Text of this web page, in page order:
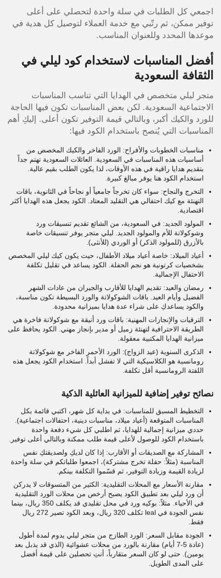
اجمعي كل الطلبات في سلة واحدة لتحصلي على أعلى
توفير ممكن، ثم رتّبي مع خدمة العملاء لتوصيل كل هدية في
موعدها المحدد وللعنوان المناسب.
أفضل المناسبات لاستخدام كود ليلي في
الثقافة السعودية
متجر ليلي متخصص في الهدايا التي تناسب المناسبات
الاجتماعية السعودية. لكن بعض المناسبات تكون فيها الحاجة
للورد والكيك أكبر، وبالتالي قيمة التوفير تكون أعلى. إليكِ أهم
المناسبات التي يُنصح باستخدام الكود فيها:
مناسبات الخطوبات والأفراح: الورد الفاخر والكيك المخصص من
أساسيات هذه المناسبات في السعودية. العائلات السعودية تهتم جداً
بتقديم هدايا راقية في هذه الأوقات، لذا يكون الطلب بقيم عالية.
استخدام الكود هنا يوفر مبالغ كبيرة.
التخرج والنجاح: سواء كان تخرجاً جامعياً أو نجاحاً في الثانوية، باقات
التهنئة مع كيك احتفالي هي التقليد المعتاد. الكود يجعل هذه الهدايا أكثر
اقتصادية.
المولود الجديد: في السعودية، من الشائع تقديم تنسيقات ورد
وشوكولاتة للأم والمولود الجديد. ليلي متجر يوفر تنسيقات خاصة
بالأزرق (للمولود الذكر) أو الوردي (للأنثى).
أعياد الميلاد: خاصة أعياد ميلاد الأطفال، حيث يكون كيك ليلي المخصص
بشخصيات كرتونية هو نجم الحفلة. الكود يساعد في تقليل تكلفة
الاحتفال الإجمالية.
رمضان والعيد: تقديم الهدايا للأقارب والجيران من عادات الشهر
الفضيل وأيام العيد. باقات الشوكولاتة والورد البسيطة تكون مناسبة،
والكود يساعدكِ على شراء عدة هدايا بميزانية محدودة.
الترقيات والإنجازات المهنية: باقات ورد أنيقة مع شوكولاتة فاخرة هي
الطريقة الاحترافية لتهنئة زميل أو مدير بإنجاز مهني. الكود يحافظ على
ميزانية الهدايا المكتبية معقولة.
الذكرى السنوية (عيد الزواج): الورد الأحمر الفاخر مع شوكولاتة
رومانسية هو الكلاسيكية التي لا تفشل أبداً. استخدام الكود يجعل هذه
اللفتة الرومانسية أقل تكلفة.
نصائح توفير إضافية للميزانية العائلية الذكية
التخطيط المسبق للمناسبات: في بداية كل شهر، اكتبي قائمة بكل
المناسبات المتوقعة (أعياد ميلاد، مناسبات دينية، احتفالات اجتماعية).
حددي ميزانية إجمالية للهدايا، ثم اطلبي كل شيء دفعة واحدة
باستخدام الكود للوصول لأعلى قيمة طلب ممكنة وبالتالي أعلى توفير.
المشاركة مع الصديقات أو الأقارب: إذا كان لديكِ ولصديقتكِ نفس
المناسبة (مثلاً: حفلة تخرج مشتركة)، اجمعوا طلباتكم في سلة واحدة
لزيادة القيمة وزيادة التوفير، ثم قسّموا التكلفة بينكم.
مقارنة الأسعار مع المحلات التقليدية: الكثير من المتسوقات لا يدركن
أن ورد ليلي بعد تطبيق الكود يصبح أرخص من محلات الورد التقليدية
في الأحياء. مثلاً: بوكيه ورد في محل تقليدي قد يكلف 350 ريال، بينما
نفس الجودة في leal تكلف 320 ريال، وبعد الكود تصير 272 ريال
فقط.
الجودة مقابل السعر: الورد الطازج من متجر ليلي يدوم لمدة أطول
(عادة 5-7 أيام) مقارنة بالورد من محلات عشوائية (الذي قد يذبل بعد
يومين). حتى لو كان السعر متقارباً، أنتِ تحصلين على قيمة أفضل
على المدى الطويل.